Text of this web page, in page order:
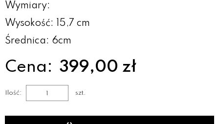
Wymiary:
Wysokość: 15,7 cm
Średnica: 6cm
Cena: 399,00 zł
Ilość: szt.